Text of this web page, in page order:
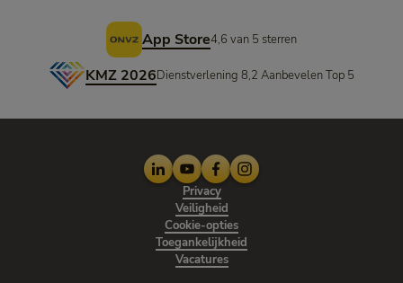
App Store4,6 van 5 sterren
KMZ 2026Dienstverlening 8,2 Aanbevelen Top 5
LinkedIn
YoutubeFacebook
Instagram
Privacy
Veiligheid
Cookie-opties
Toegankelijkheid
Vacatures